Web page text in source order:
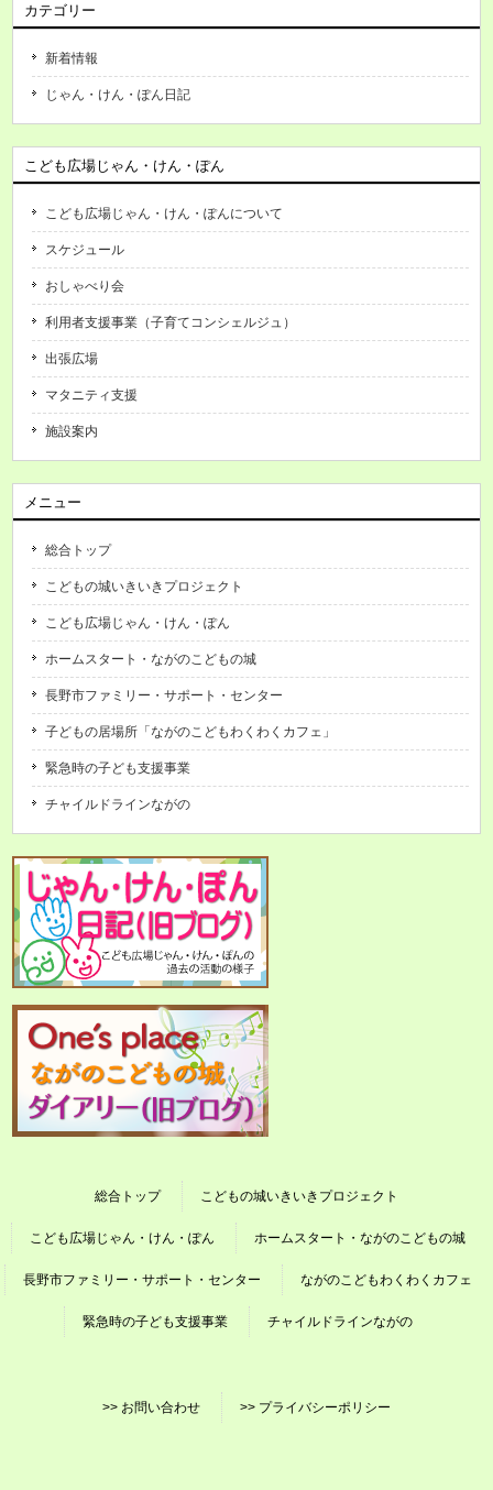
カテゴリー
新着情報
じゃん・けん・ぽん日記
こども広場じゃん・けん・ぽん
こども広場じゃん・けん・ぽんについて
スケジュール
おしゃべり会
利用者支援事業（子育てコンシェルジュ）
出張広場
マタニティ支援
施設案内
メニュー
総合トップ
こどもの城いきいきプロジェクト
こども広場じゃん・けん・ぽん
ホームスタート・ながのこどもの城
長野市ファミリー・サポート・センター
子どもの居場所「ながのこどもわくわくカフェ」
緊急時の子ども支援事業
チャイルドラインながの
総合トップ こどもの城いきいきプロジェクト
こども広場じゃん・けん・ぽん ホームスタート・ながのこどもの城
長野市ファミリー・サポート・センター ながのこどもわくわくカフェ
緊急時の子ども支援事業 チャイルドラインながの
>> お問い合わせ >> プライバシーポリシー